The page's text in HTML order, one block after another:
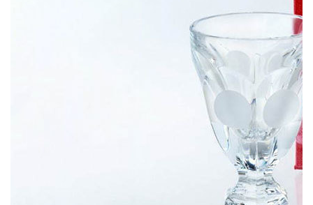
Comme des Garçons переосмыслили классический бокал
Harcour, который мануфактура Baccarat создает с 1841 года.
Чаша из прозрачного хрусталя покрыта узнаваемым горохом
CdG в матовой отделке, а шестигранное основание бокала
отмечено гравировкой Comme des Garçons. Также в рамках
коллаборации CdG подготовили специальные футболки
Harcourt Glass. Они будут выпущены на мероприятии в